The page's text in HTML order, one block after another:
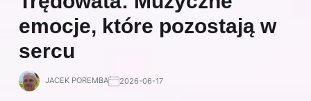
emocje, które pozostają w
sercu
JACEK POREMBA 2026-06-17